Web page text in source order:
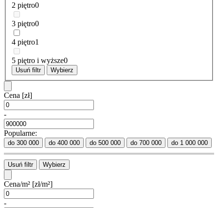
2 piętro0
3 piętro0
4 piętro1
5 piętro i wyższe0
Usuń filtr Wybierz
Cena [zł]
-
Popularne:
do 300 000 do 400 000 do 500 000 do 700 000 do 1 000 000
Usuń filtr Wybierz
Cena/m² [zł/m²]
-